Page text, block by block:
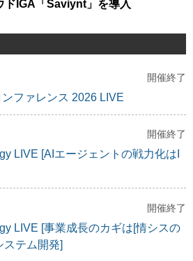
ドIGA「Saviynt」を導入
開催終了
ファレンス 2026 LIVE
開催終了
LIVE [AIエージェントの戦力化はI
開催終了
LIVE [事業成長のカギは[情シスの
ステム開発]